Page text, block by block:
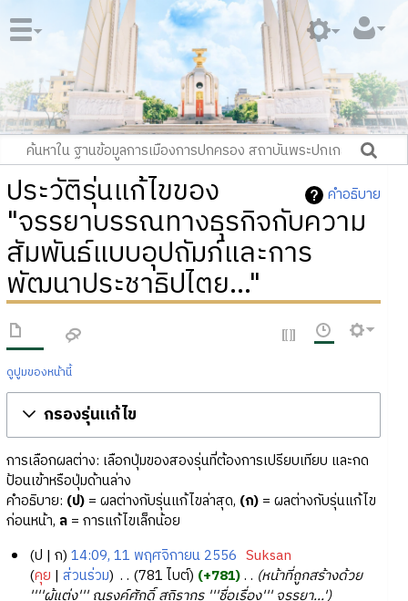
คำอธิบาย
ประวัติรุ่นแก้ไขของ
"จรรยาบรรณทางธุรกิจกับความ
สัมพันธ์แบบอุปถัมภ์และการ
พัฒนาประชาธิปไตย..."
ดูปูมของหน้านี้
กรองรุ่นแก้ไข
การเลือกผลต่าง: เลือกปุ่มของสองรุ่นที่ต้องการเปรียบเทียบ และกด
ป้อนเข้าหรือปุ่มด้านล่าง
คำอธิบาย: (ป)= ผลต่างกับรุ่นแก้ไขล่าสุด, (ก)= ผลต่างกับรุ่นแก้ไข
ก่อนหน้า, ล= การแก้ไขเล็กน้อย
ป ก 14:09, 11 พฤศจิกายน 2556 Suksan
คุย ส่วนร่วม ‎ 781 ไบต์ +781 ‎
หน้าที่ถูกสร้างด้วย
''''ผู้แต่ง''' ณรงค์ศักดิ์ สถิรากร '''ชื่อเรื่อง''' จรรยา...'